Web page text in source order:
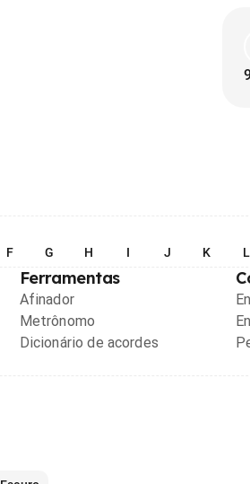
F G H I J K L
Ferramentas
Afinador
Metrônomo
Dicionário de acordes